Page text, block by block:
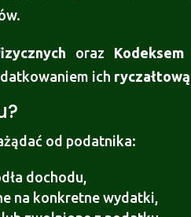
oraz
ich
od podatnika:
dochodu,
na konkretne wydatki,